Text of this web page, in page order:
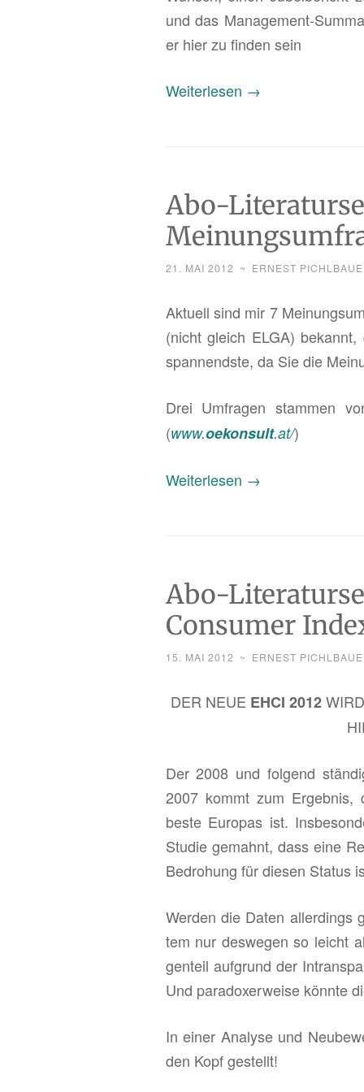
und das Ma­nage­ment-
er hier zu fin­den sein
Wei­ter­le­sen „Abo-
ser­
vice:
E-
di­
ka­
ti­
Eva­
lu­
rungs­
pro­
jekt“
→
Abo-
21. MAI 2012 ~ ERNEST
Ak­tu­ell sind mir 7
(nicht gleich ELGA)
span­nends­te, da Sie die
Drei Um­fra­gen stam­men
(www.oekon­sult.at/)
Wei­ter­le­sen „Abo-
ser­
vice:
E-
di­
on
Mei­
nungs­
um­
fra­
→
Abo-
Consumer
15. MAI 2012 ~ ERNEST
DER NEUE EHCI 2012
Der 2008 und fol­gend
2007 kommt zum Er­geb­nis,
beste Eu­ro­pas ist.
Stu­die ge­mahnt, dass eine
Be­dro­hung für die­sen Sta­tus
Wer­den die Daten al­ler­dings
tem nur des­we­gen so leicht
gen­teil auf­grund der
Und pa­ra­do­xer­wei­se könn­te
In einer Ana­ly­se und
den Kopf ge­stellt!